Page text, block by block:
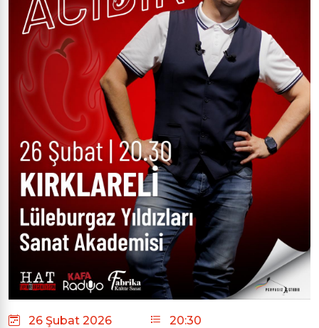
26 Şubat 2026 20:30